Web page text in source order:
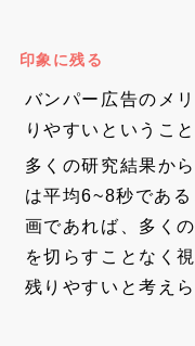
印象に残る
バンパー広告のメ
りやすいというこ
多くの研究結果か
は平均6~8秒であ
画であれば、多く
を切らすことなく
残りやすいと考えら